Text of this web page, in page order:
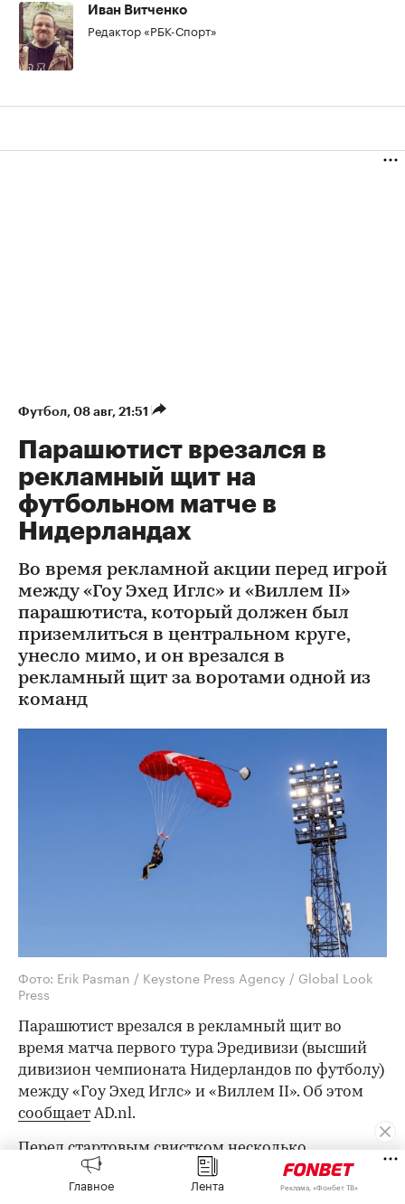
Иван Витченко
Редактор «РБК-Спорт»
Футбол⁠, 08 авг, 21:51
Парашютист врезался в
рекламный щит на
футбольном матче в
Нидерландах
Во время рекламной акции перед игрой
между «Гоу Эхед Иглс» и «Виллем II»
парашютиста, который должен был
приземлиться в центральном круге,
унесло мимо, и он врезался в
рекламный щит за воротами одной из
команд
Фото: Erik Pasman / Keystone Press Agency / Global Look
Press
Парашютист врезался в рекламный щит во
время матча первого тура Эредивизи (высший
дивизион чемпионата Нидерландов по футболу)
между «Гоу Эхед Иглс» и «Виллем II». Об этом
сообщает AD.nl.
Перед стартовым свистком несколько
парашютистов должны были приземлиться в
центральном круге, чтобы представить новую
Главное Лента Реклама, «Фонбет ТВ»